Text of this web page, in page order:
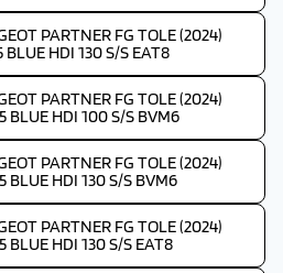
PARTNER FG TOLE (2024)
BLUE HDI 130 S/S EAT8
PARTNER FG TOLE (2024)
BLUE HDI 100 S/S BVM6
PARTNER FG TOLE (2024)
BLUE HDI 130 S/S BVM6
PARTNER FG TOLE (2024)
BLUE HDI 130 S/S EAT8